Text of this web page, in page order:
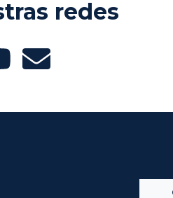
redes